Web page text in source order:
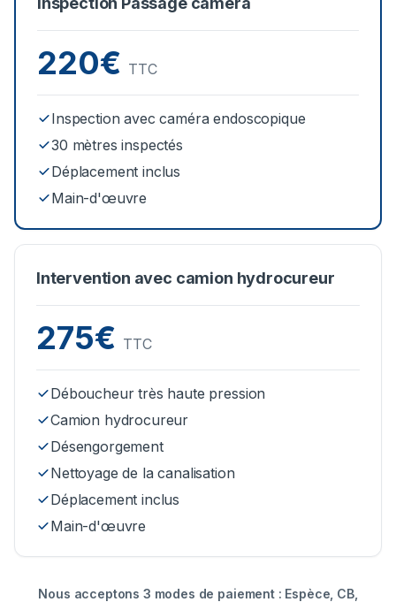
220€ TTC
Inspection avec caméra endoscopique
30 mètres inspectés
Déplacement inclus
Main-d'œuvre
Intervention avec camion hydrocureur
275€ TTC
Déboucheur très haute pression
Camion hydrocureur
Désengorgement
Nettoyage de la canalisation
Déplacement inclus
Main-d'œuvre
Nous acceptons 3 modes de paiement : Espèce, CB,